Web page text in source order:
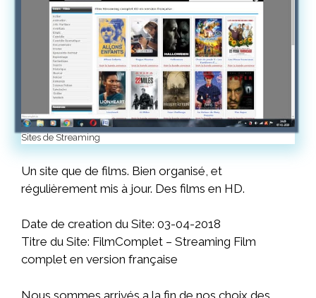
Sites de Streaming
Un site que de films. Bien organisé, et
régulièrement mis à jour. Des films en HD.
Date de creation du Site: 03-04-2018
Titre du Site: FilmComplet – Streaming Film
complet en version française
Nous sommes arrivés a la fin de nos choix des